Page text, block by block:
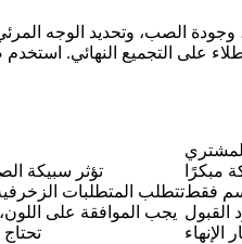
على التجميع النهائي. استخدم
تؤثر سبيكة
مبكرًا
تتطلب المتطلباتفقط
يجب الموافقة على القبول
تحتاج